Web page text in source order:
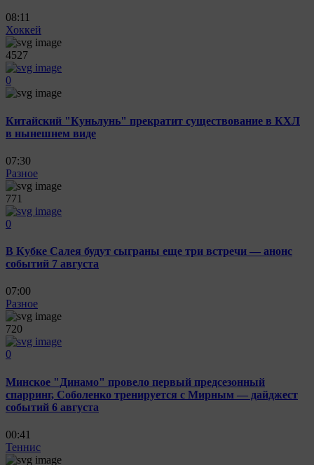
08:11
Хоккей
4527
0
Китайский "Куньлунь" прекратит существование в КХЛ
в нынешнем виде
07:30
Разное
771
0
В Кубке Салея будут сыграны еще три встречи — анонс
событий 7 августа
07:00
Разное
720
0
Минское "Динамо" провело первый предсезонный
спарринг, Соболенко тренируется с Мирным — дайджест
событий 6 августа
00:41
Теннис